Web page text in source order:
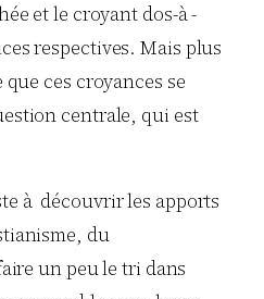
et le croyant dos-à -
respectives. Mais plus
ces croyances se
centrale, qui est
à découvrir les apports
du
un peu le tri dans